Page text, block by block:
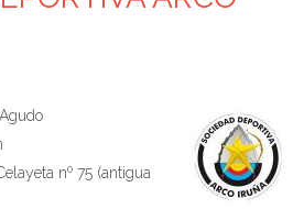
nº 75 (antigua